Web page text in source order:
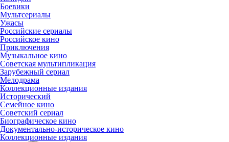
Боевики
Мультсериалы
Ужасы
Российские сериалы
Российское кино
Приключения
Музыкальное кино
Советская мультипликация
Зарубежный сериал
Мелодрама
Коллекционные издания
Исторический
Семейное кино
Советский сериал
Биографическое кино
Документально-историческое кино
Коллекционные издания